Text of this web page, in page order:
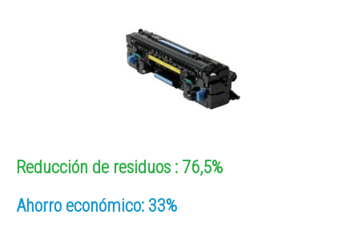
Reducción de residuos : 76,5%
Ahorro económico: 33%